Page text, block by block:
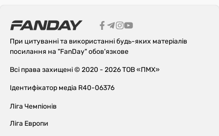
При цитуванні та використанні будь-яких матеріалів
посилання на "FanDay" обов'язкове
Всі права захищені © 2020 - 2026 ТОВ «ПМХ»
Ідентифікатор медіа R40-06376
Ліга Чемпіонів
Ліга Европи